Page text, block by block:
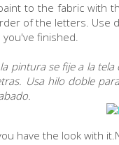
to the fabric with
of the letters.
finished.
pintura se fije a la
Usa hilo doble
have the look with